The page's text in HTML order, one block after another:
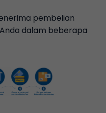
pembelian
dalam beberapa